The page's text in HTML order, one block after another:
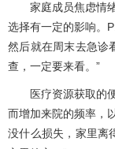
家庭成员焦虑情
选择有一定的影响。
然后就在周末去急诊
查，一定要来看。”
医疗资源获取的
而增加来院的频率，
没什么损失，家里离